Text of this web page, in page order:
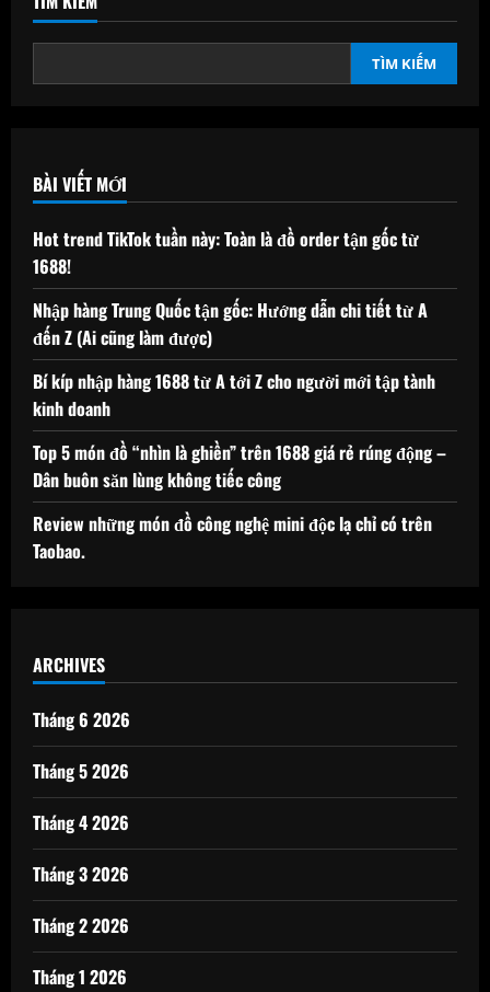
TÌM KIẾM
BÀI VIẾT MỚI
Hot trend TikTok tuần này: Toàn là đồ order tận gốc từ
1688!
Nhập hàng Trung Quốc tận gốc: Hướng dẫn chi tiết từ A
đến Z (Ai cũng làm được)
Bí kíp nhập hàng 1688 từ A tới Z cho người mới tập tành
kinh doanh
Top 5 món đồ “nhìn là ghiền” trên 1688 giá rẻ rúng động –
Dân buôn săn lùng không tiếc công
Review những món đồ công nghệ mini độc lạ chỉ có trên
Taobao.
ARCHIVES
Tháng 6 2026
Tháng 5 2026
Tháng 4 2026
Tháng 3 2026
Tháng 2 2026
Tháng 1 2026